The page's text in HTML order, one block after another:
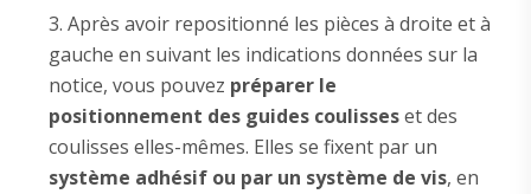
Après avoir repositionné les pièces à droite et à
gauche en suivant les indications données sur la
notice, vous pouvez préparer le
positionnement des guides coulisseset des
coulisses elles-mêmes. Elles se fixent par un
système adhésif ou par un système de vis, en